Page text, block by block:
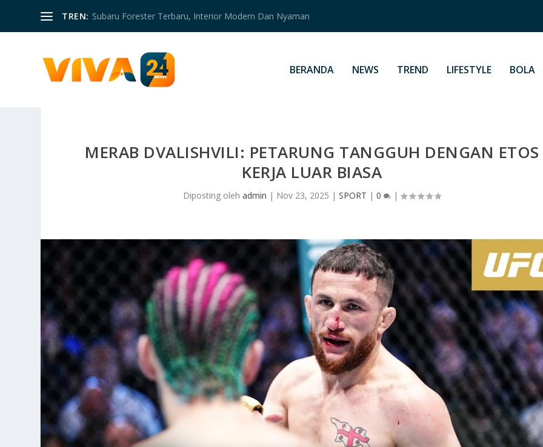
TREN: Subaru Forester Terbaru, Interior Modern Dan Nyaman
BERANDA NEWS TREND LIFESTYLE BOLA
MERAB DVALISHVILI: PETARUNG TANGGUH DENGAN ETOS
KERJA LUAR BIASA
Diposting olehadmin | Nov 23, 2025 |SPORT |0 |